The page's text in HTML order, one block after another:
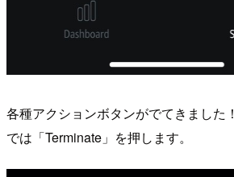
各種アクションボタンがでてきました！
では「Terminate」を押します。